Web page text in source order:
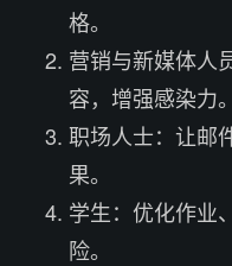
格。
营销与新媒体人
容，增强感染力。
职场人士：让邮
果。
学生：优化作业
险。